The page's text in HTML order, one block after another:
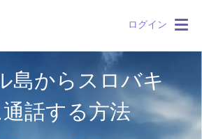
ログイン
島からスロバキ
話する方法